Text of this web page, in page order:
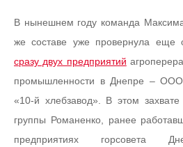
В нынешнем году команда
же составе уже провернула еще
сразу двух предприятий
промышленности в Днепре –
«10-й хлебзавод». В этом
группы Романенко, ранее
предприятиях горсовета